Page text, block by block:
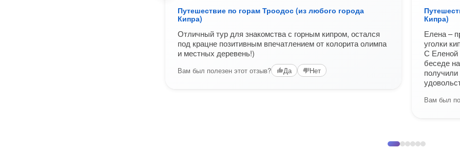
Путешествие по горам Троодос (из любого города
Кипра)
Отличный тур для знакомства с горным кипром, остался
под крацне позитивным впечатлением от колорита олимпа
и местных деревень!)
Вам был полезен этот отзыв? Да Нет
Кипра)
Елена –
уголки
С Еленой
беседе
получили
Вам был